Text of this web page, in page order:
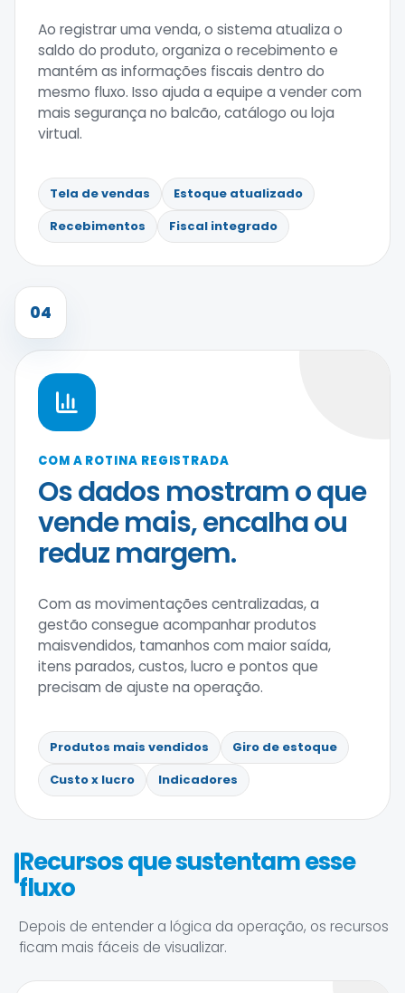
Ao registrar uma venda, o sistema atualiza o
saldo do produto, organiza o recebimento e
mantém as informações fiscais dentro do
mesmo fluxo. Isso ajuda a equipe a vender com
mais segurança no balcão, catálogo ou loja
virtual.
Tela de vendas
Estoque atualizado
Recebimentos
Fiscal integrado
04
COM A ROTINA REGISTRADA
Os dados mostram o que
vende mais, encalha ou
reduz margem.
Com as movimentações centralizadas, a
gestão consegue acompanhar produtos
maisvendidos, tamanhos com maior saída,
itens parados, custos, lucro e pontos que
precisam de ajuste na operação.
Produtos mais vendidos
Giro de estoque
Custo x lucro
Indicadores
Recursos que sustentam esse
fluxo
Depois de entender a lógica da operação, os recursos
ficam mais fáceis de visualizar.